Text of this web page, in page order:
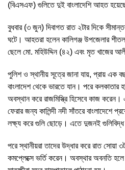
(বিএসএফ) গুলিতে দুই বাংলাদেশি আহত
বুধবার (৩ জুন) দিবাগত রাত ২টার দিকে
ঘটে। আহতরা হলেন কালিগঞ্জ উপজেলার
ছেলে মো. মহিউদ্দিন (৪২) এবং মৃত খাজের
পুলিশ ও স্থানীয় সূত্রে জানা যায়, প্রায় এক
বাংলাদেশ থেকে ভারতে যান। পরে কলকাতার
অবস্থান করে রাজমিস্ত্রি হিসেবে কাজ করেন।
ফেরার জন্য কালিন্দী নদী সাঁতরে বাংলাদেশে
লক্ষ্য করে গুলি ছোড়ে। এতে দুজনই
পরে স্থানীয়রা তাদের উদ্ধার করে রাত সোয়া
কমপ্লেক্সে ভর্তি করেন। অবস্থার অবনতি হলে